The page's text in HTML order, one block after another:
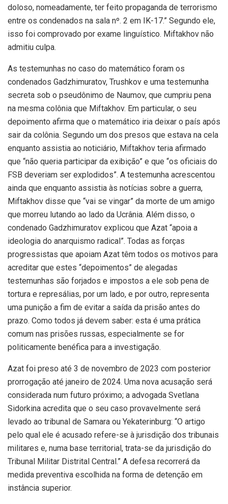
doloso, nomeadamente, ter feito propaganda de terrorismo
entre os condenados na sala nº. 2 em IK-17.” Segundo ele,
isso foi comprovado por exame linguístico. Miftakhov não
admitiu culpa.
As testemunhas no caso do matemático foram os
condenados Gadzhimuratov, Trushkov e uma testemunha
secreta sob o pseudônimo de Naumov, que cumpriu pena
na mesma colônia que Miftakhov. Em particular, o seu
depoimento afirma que o matemático iria deixar o país após
sair da colônia. Segundo um dos presos que estava na cela
enquanto assistia ao noticiário, Miftakhov teria afirmado
que “não queria participar da exibição” e que “os oficiais do
FSB deveriam ser explodidos”. A testemunha acrescentou
ainda que enquanto assistia às notícias sobre a guerra,
Miftakhov disse que “vai se vingar” da morte de um amigo
que morreu lutando ao lado da Ucrânia. Além disso, o
condenado Gadzhimuratov explicou que Azat “apoia a
ideologia do anarquismo radical”. Todas as forças
progressistas que apoiam Azat têm todos os motivos para
acreditar que estes “depoimentos” de alegadas
testemunhas são forjados e impostos a ele sob pena de
tortura e represálias, por um lado, e por outro, representa
uma punição a fim de evitar a saída da prisão antes do
prazo. Como todos já devem saber: esta é uma prática
comum nas prisões russas, especialmente se for
politicamente benéfica para a investigação.
Azat foi preso até 3 de novembro de 2023 com posterior
prorrogação até janeiro de 2024. Uma nova acusação será
considerada num futuro próximo; a advogada Svetlana
Sidorkina acredita que o seu caso provavelmente será
levado ao tribunal de Samara ou Yekaterinburg: “O artigo
pelo qual ele é acusado refere-se à jurisdição dos tribunais
militares e, numa base territorial, trata-se da jurisdição do
Tribunal Militar Distrital Central.” A defesa recorrerá da
medida preventiva escolhida na forma de detenção em
instância superior.